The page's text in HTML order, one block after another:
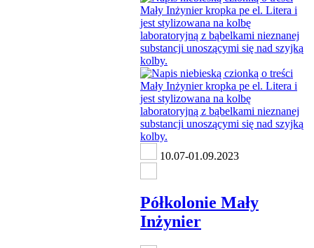
10.07-01.09.2023
Półkolonie Mały
Inżynier